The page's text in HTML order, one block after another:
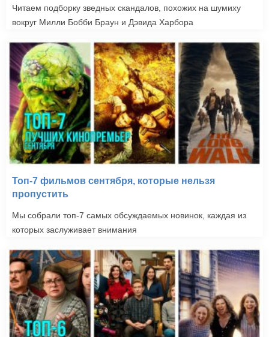
Читаем подборку зведных скандалов, похожих на шумиху
вокруг Милли Бобби Браун и Дэвида Харбора
Топ-7 фильмов сентября, которые нельзя
пропустить
Мы собрали топ-7 самых обсуждаемых новинок, каждая из
которых заслуживает внимания